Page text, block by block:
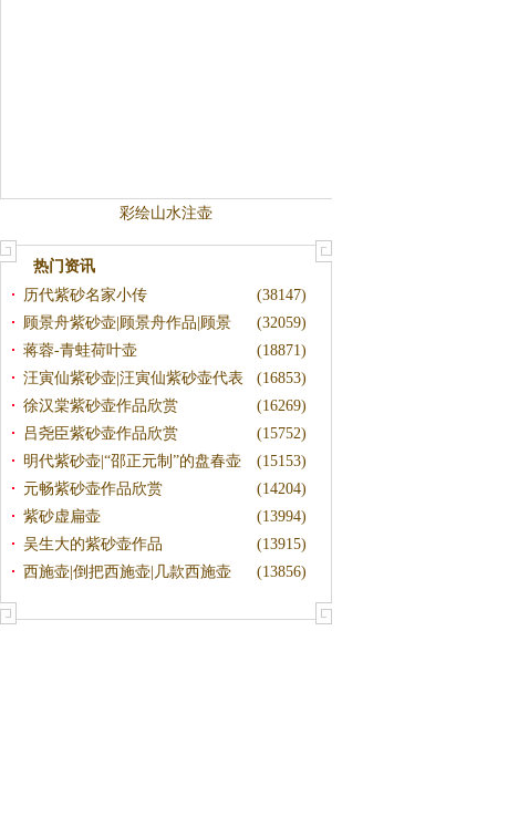
彩绘山水注壶
热门资讯
(38147)
历代紫砂名家小传
(32059)
顾景舟紫砂壶|顾景舟作品|顾景
舟
(18871)
蒋蓉-青蛙荷叶壶
(16853)
汪寅仙紫砂壶|汪寅仙紫砂壶代表
作
(16269)
徐汉棠紫砂壶作品欣赏
(15752)
吕尧臣紫砂壶作品欣赏
(15153)
明代紫砂壶|“邵正元制”的盘春壶
(14204)
元畅紫砂壶作品欣赏
(13994)
紫砂虚扁壶
(13915)
吴生大的紫砂壶作品
(13856)
西施壶|倒把西施壶|几款西施壶